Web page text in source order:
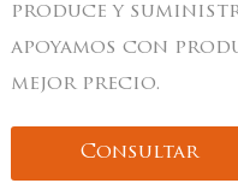
produce y
apoyamos con
mejor precio.
Consultar